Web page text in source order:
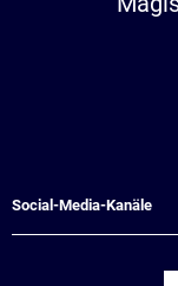
Social-Media-Kanäle